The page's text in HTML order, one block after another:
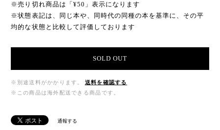
※売り切れ商品は「¥50」表示になります
※状態表記は、同じ本や、同時代の同種の本を基準に、その平
均的な状態と比較して評価しております
SOLD OUT
※別途送料がかかります。
送料を確認する
※この商品は海外配送できる商品です。
通報する